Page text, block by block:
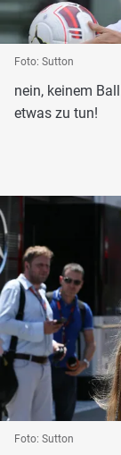
Foto: Sutton
nein, keinem
etwas zu tun!
Foto: Sutton